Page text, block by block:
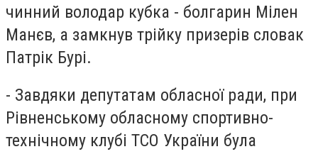
чинний володар кубка - болгарин Мілен
Манєв, а замкнув трійку призерів словак
Патрік Бурі.
- Завдяки депутатам обласної ради, при
Рівненському обласному спортивно-
технічному клубі ТСО України була